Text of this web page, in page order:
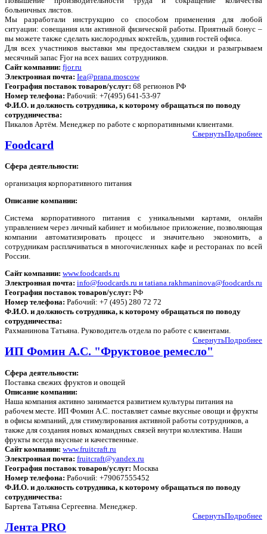
больничных листов.
Мы разработали инструкцию со способом применения для любой
ситуации: совещания или активной физической работы. Приятный бонус –
вы можете также сделать кислородных коктейль, удивив гостей офиса.
Для всех участников выставки мы предоставляем скидки и разыгрываем
месячный запас Fjor на всех ваших сотрудников.
Сайт компании: fjor.ru
Электронная почта: Iea@prana.moscow
География поставок товаров/услуг: 68 регионов РФ
Номер телефона: Рабочий: +7(495) 641-53-97
Ф.И.О. и должность сотрудника, к которому обращаться по поводу
сотрудничества:
Пикалов Артём. Менеджер по работе с корпоративными клиентами.
Подробнее
Свернуть
Foodcard
Сфера деятельности:
организация корпоративного питания
Описание компании:
Система корпоративного питания с уникальными картами, онлайн
управлением через личный кабинет и мобильное приложение, позволяющая
компании автоматизировать процесс и значительно экономить, а
сотрудникам расплачиваться в многочисленных кафе и ресторанах по всей
России.
Сайт компании: www.foodcards.ru
Электронная почта: info@foodcards.ru и tatiana.rakhmaninova@foodcards.ru
География поставок товаров/услуг: РФ
Номер телефона: Рабочий: +7 (495) 280 72 72
Ф.И.О. и должность сотрудника, к которому обращаться по поводу
сотрудничества:
Рахманинова Татьяна. Руководитель отдела по работе с клиентами.
Подробнее
Свернуть
ИП Фомин А.С. "Фруктовое ремесло"
Сфера деятельности:
Поставка свежих фруктов и овощей
Описание компании:
Наша компания активно занимается развитием культуры питания на
рабочем месте. ИП Фомин А.С. поставляет самые вкусные овощи и фрукты
в офисы компаний, для стимулирования активной работы сотрудников, а
также для создания новых командных связей внутри коллектива. Наши
фрукты всегда вкусные и качественные.
Сайт компании: www.fruitcraft.ru
Электронная почта: fruitcraft@yandex.ru
География поставок товаров/услуг: Москва
Номер телефона: Рабочий: +79067555452
Ф.И.О. и должность сотрудника, к которому обращаться по поводу
сотрудничества:
Бартева Татьяна Сергеевна. Менеджер.
Подробнее
Свернуть
Лента PRO